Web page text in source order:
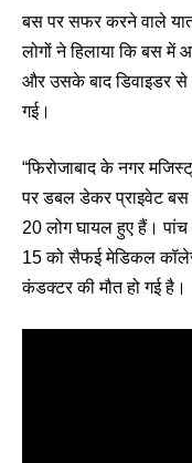
बस पर सफर करने वाले
लोगों ने हिलाया कि बस
और उसके बाद डिवाइडर
गई।
“फिरोजाबाद के नगर
पर डबल डेकर प्राइवेट
20 लोग घायल हुए हैं।
15 को सैफई मेडिकल
कंडक्टर की मौत हो गई है।